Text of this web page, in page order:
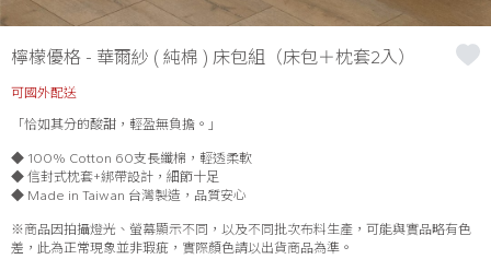
檸檬優格 - 華爾紗 ( 純棉 ) 床包組（床包＋枕套2入）
可國外配送
「恰如其分的酸甜，輕盈無負擔。」
◆ 100% Cotton 60支長纖棉，輕透柔軟
◆ 信封式枕套+綁帶設計，細節十足
◆ Made in Taiwan 台灣製造，品質安心
※商品因拍攝燈光、螢幕顯示不同，以及不同批次布料生產，可能與實品略有色
差，此為正常現象並非瑕疵，實際顏色請以出貨商品為準。